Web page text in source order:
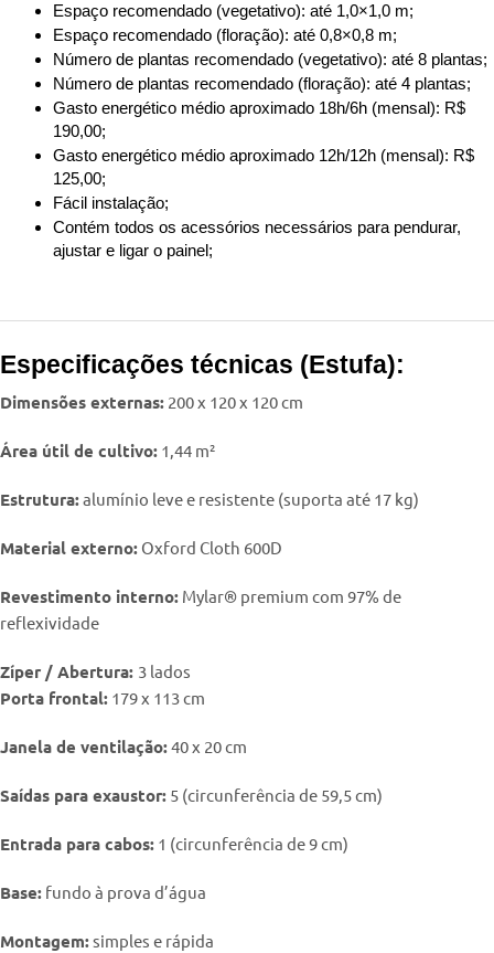
Espaço recomendado (vegetativo): até 1,0×1,0 m;
Espaço recomendado (floração): até 0,8×0,8 m;
Número de plantas recomendado (vegetativo): até 8 plantas;
Número de plantas recomendado (floração): até 4 plantas;
Gasto energético médio aproximado 18h/6h (mensal): R$
190,00;
Gasto energético médio aproximado 12h/12h (mensal): R$
125,00;
Fácil instalação;
Contém todos os acessórios necessários para pendurar,
ajustar e ligar o painel;
Especificações técnicas (Estufa):
Dimensões externas: 200 x 120 x 120 cm
Área útil de cultivo: 1,44 m²
Estrutura:alumínio leve e resistente (suporta até 17 kg)
Material externo: Oxford Cloth 600D
Revestimento interno: Mylar® premium com 97% de
reflexividade
Zíper / Abertura: 3 lados
Porta frontal: 179 x 113 cm
Janela de ventilação:40 x 20 cm
Saídas para exaustor: 5 (circunferência de 59,5 cm)
Entrada para cabos: 1 (circunferência de 9 cm)
Base: fundo à prova d’água
Montagem:simples e rápida